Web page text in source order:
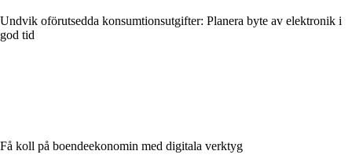
Undvik oförutsedda konsumtionsutgifter: Planera byte av elektronik i
god tid
Få koll på boendeekonomin med digitala verktyg